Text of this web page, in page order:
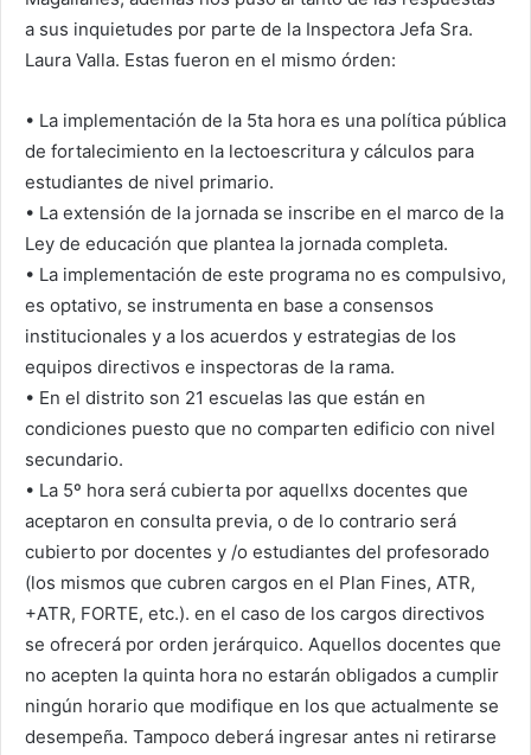
a sus inquietudes por parte de la Inspectora Jefa Sra.
Laura Valla. Estas fueron en el mismo órden:
• La implementación de la 5ta hora es una política pública
de fortalecimiento en la lectoescritura y cálculos para
estudiantes de nivel primario.
• La extensión de la jornada se inscribe en el marco de la
Ley de educación que plantea la jornada completa.
• La implementación de este programa no es compulsivo,
es optativo, se instrumenta en base a consensos
institucionales y a los acuerdos y estrategias de los
equipos directivos e inspectoras de la rama.
• En el distrito son 21 escuelas las que están en
condiciones puesto que no comparten edificio con nivel
secundario.
• La 5º hora será cubierta por aquellxs docentes que
aceptaron en consulta previa, o de lo contrario será
cubierto por docentes y /o estudiantes del profesorado
(los mismos que cubren cargos en el Plan Fines, ATR,
+ATR, FORTE, etc.). en el caso de los cargos directivos
se ofrecerá por orden jerárquico. Aquellos docentes que
no acepten la quinta hora no estarán obligados a cumplir
ningún horario que modifique en los que actualmente se
desempeña. Tampoco deberá ingresar antes ni retirarse